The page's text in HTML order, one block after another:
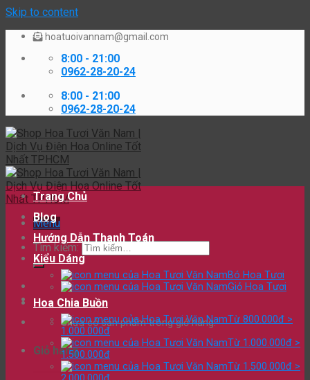
Skip to content
hoatuoivannam@gmail.com
8:00 - 21:00
0962-28-20-24
8:00 - 21:00
0962-28-20-24
Menu
Tìm kiếm:
Chưa có sản phẩm trong giỏ hàng.
Giỏ hàng
Trang Chủ
Blog
Hướng Dẫn Thanh Toán
Kiểu Dáng
Bó Hoa Tươi
Giỏ Hoa Tươi
Hoa Chia Buồn
Từ 800.000đ >
1.000.000đ
Từ 1.000.000đ >
1.500.000đ
Từ 1.500.000đ >